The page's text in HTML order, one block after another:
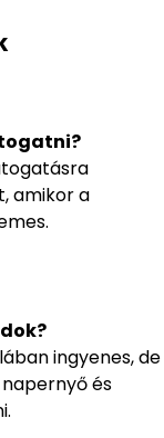
amikor a
ingyenes, de
és